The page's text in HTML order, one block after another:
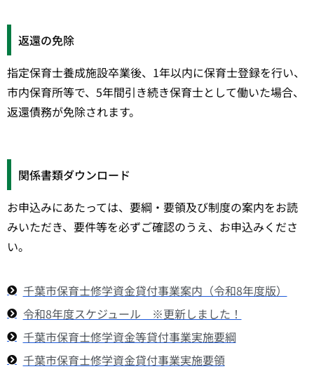
返還の免除
指定保育士養成施設卒業後、1年以内に保育士登録を行い、
市内保育所等で、5年間引き続き保育士として働いた場合、
返還債務が免除されます。
関係書類ダウンロード
お申込みにあたっては、要綱・要領及び制度の案内をお読
みいただき、要件等を必ずご確認のうえ、お申込みくださ
い。
千葉市保育士修学資金貸付事業案内（令和8年度版）
令和8年度スケジュール ※更新しました！
千葉市保育士修学資金等貸付事業実施要綱
千葉市保育士修学資金貸付事業実施要領